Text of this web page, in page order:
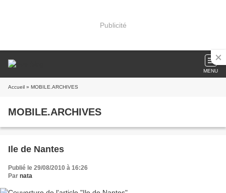
Publicité
MENU
Accueil » MOBILE.ARCHIVES
MOBILE.ARCHIVES
Ile de Nantes
Publié le 29/08/2010 à 16:26
Par nata